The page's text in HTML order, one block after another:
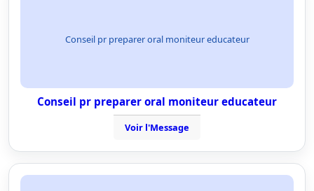
Conseil pr preparer oral moniteur educateur
Conseil pr preparer oral moniteur educateur
Voir l'Message